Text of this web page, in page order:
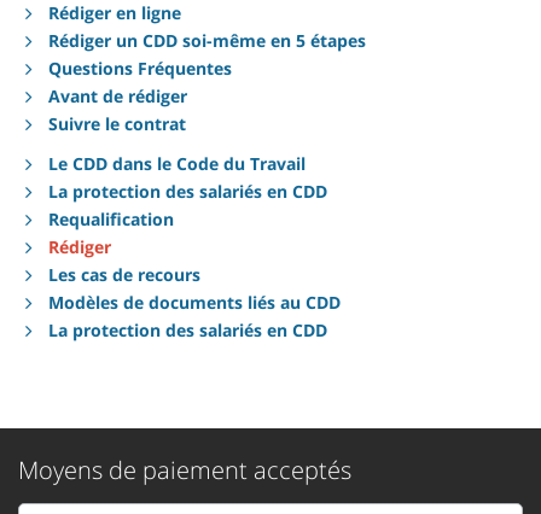
Rédiger en ligne
Rédiger un CDD soi-même en 5 étapes
Questions Fréquentes
Avant de rédiger
Suivre le contrat
Le CDD dans le Code du Travail
La protection des salariés en CDD
Requalification
Rédiger
Les cas de recours
Modèles de documents liés au CDD
La protection des salariés en CDD
Moyens de paiement acceptés